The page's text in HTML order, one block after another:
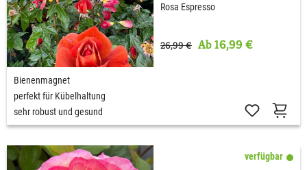
Rosa Espresso
26,99 € Ab 16,99 €
Bienenmagnet
perfekt für Kübelhaltung
sehr robust und gesund
verfügbar